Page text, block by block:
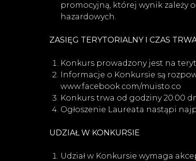
promocyjną, której wynik zależy
hazardowych.
ZASIĘG TERYTORIALNY I CZAS
Konkurs prowadzony jest na
Informacje o Konkursie są
www.facebook.com/muisto.co
Konkurs trwa od godziny 20:00
Ogłoszenie Laureata nastąpi
UDZIAŁ W KONKURSIE
Udział w Konkursie wymaga